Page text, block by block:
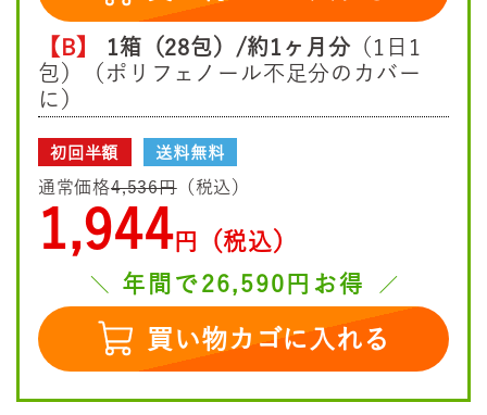
【B】 1箱（28包）/約1ヶ月分 （1日1
包）（ポリフェノール不足分のカバー
に）
初回半額 送料無料
通常価格4,536円（税込）
1,944円（税込）
年間で26,590円お得
買い物カゴに入れる